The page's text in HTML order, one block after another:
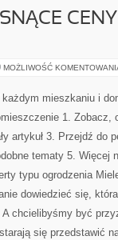
MOŻLIWOŚĆ
każdym mieszkaniu i
1. Zobacz,
artykuł 3. Przejdź do
tematy 5. Więcej
typu ogrodzenia
dowiedzieć się,
chcielibyśmy być
się przedstawić